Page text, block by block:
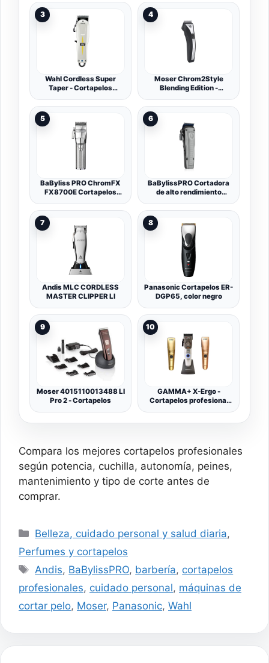
3
Wahl Cordless Super
Taper - Cortapelos
Máquina de Cortar Pelo
para Eliminar Volumen y
Perfilar, Negro/Blanco
4
Moser Chrom2Style
Blending Edition -
Cable - Máquina de Cortar
Pelo para Transiciones
Naturales Más Fáciles
5
BaByliss PRO ChromFX
FX8700E Cortapelos
cuchillas de acero
japonés y soporte de
carga
6
BaBylissPRO Cortadora
de alto rendimiento
recorte de cabello con
batería intercambiable, 8
accesorios de peine,
Cuchilla de titanio
7
Andis MLC CORDLESS
MASTER CLIPPER LI
8
Panasonic Cortapelos ER-
DGP65, color negro
9
Moser 4015110013488 LI
Pro 2 - Cortapelos
10
GAMMA+ X-Ergo -
Cortapelos profesional
rosa
Compara los mejores cortapelos profesionales
según potencia, cuchilla, autonomía, peines,
mantenimiento y tipo de corte antes de
comprar.
Categorías
Belleza, cuidado personal y salud diaria,
Perfumes y cortapelos
Etiquetas
Andis, BaBylissPRO, barbería, cortapelos
profesionales, cuidado personal, máquinas de
cortar pelo, Moser, Panasonic, Wahl